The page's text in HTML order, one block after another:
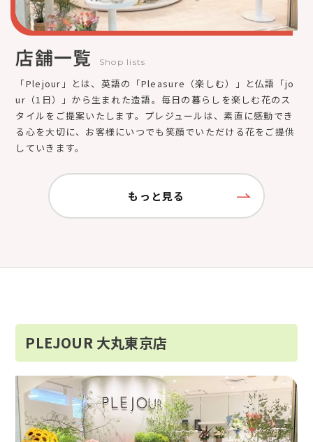
店舗一覧 Shop lists
「Plejour」とは、英語の「Pleasure（楽しむ）」と仏語「jo
ur（1日）」から生まれた造語。毎日の暮らしを楽しむ花のス
タイルをご提案いたします。プレジュールは、素直に感動でき
る心を大切に、お客様にいつでも笑顔でいただける花をご提供
していきます。
もっと見る
PLEJOUR 大丸東京店